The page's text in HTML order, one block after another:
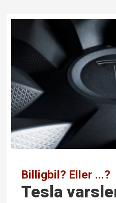
Billigbil? Eller ...?
Tesla